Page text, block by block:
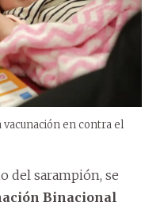
vacunación en contra el
del sarampión, se
Binacional